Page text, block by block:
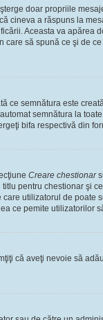
doar propriile
cineva a răspuns la
Aceasta va apărea
să spună ce şi de
ce semnătura este
semnătura la
bifa respectivă din
Creare chestionar
pentru chestionar şi
utilizatorul de poate
ce pemite utilizatorilor
că aveţi nevoie să